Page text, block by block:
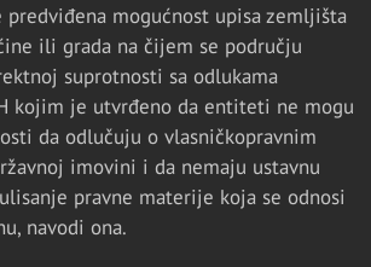
mogućnost upisa zemljišta
ili grada na čijem se području
suprotnosti sa odlukama
kojim je utvrđeno da entiteti ne mogu
da odlučuju o vlasničkopravnim
imovini i da nemaju ustavnu
pravne materije koja se odnosi
navodi ona.